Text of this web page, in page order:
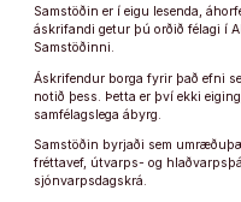
Samstöðin er í eigu lesenda,
áskrifandi getur þú orðið félagi í
Samstöðinni.
Áskrifendur borga fyrir það efni
notið þess. Þetta er því ekki
samfélagslega ábyrg.
Samstöðin byrjaði sem
fréttavef, útvarps- og
sjónvarpsdagskrá.